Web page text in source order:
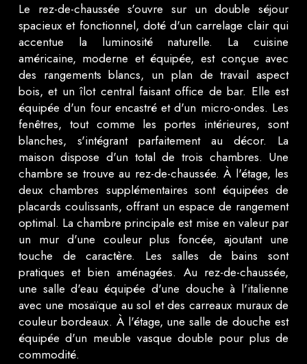
Le rez-de-chaussée s'ouvre sur un double séjour
spacieux et fonctionnel, doté d'un carrelage clair qui
accentue la luminosité naturelle. La cuisine
américaine, moderne et équipée, est conçue avec
des rangements blancs, un plan de travail aspect
bois, et un îlot central faisant office de bar. Elle est
équipée d'un four encastré et d'un micro-ondes. Les
fenêtres, tout comme les portes intérieures, sont
blanches, s'intégrant parfaitement au décor. La
maison dispose d'un total de trois chambres. Une
chambre se trouve au rez-de-chaussée. À l'étage, les
deux chambres supplémentaires sont équipées de
placards coulissants, offrant un espace de rangement
optimal. La chambre principale est mise en valeur par
un mur d'une couleur plus foncée, ajoutant une
touche de caractère. Les salles de bains sont
pratiques et bien aménagées. Au rez-de-chaussée,
une salle d'eau équipée d'une douche à l'italienne
avec une mosaïque au sol et des carreaux muraux de
couleur bordeaux. À l'étage, une salle de douche est
équipée d'un meuble vasque double pour plus de
commodité.